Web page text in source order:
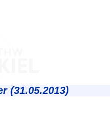
(31.05.2013)